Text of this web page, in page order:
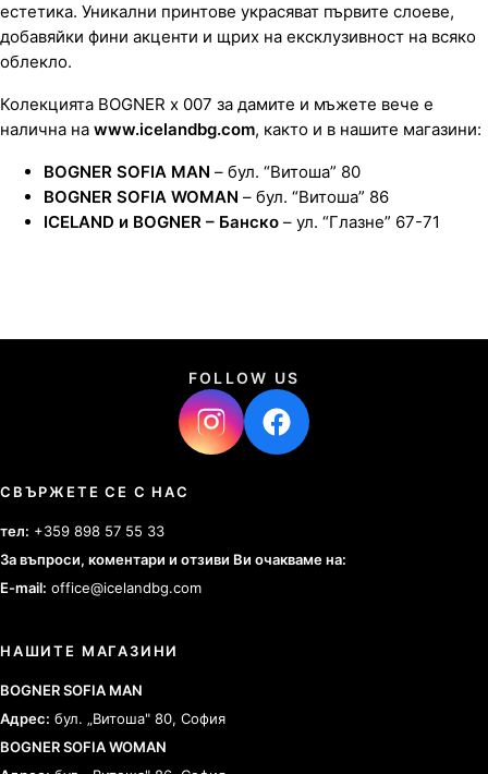
естетика. Уникални принтове украсяват първите слоеве,
добавяйки фини акценти и щрих на ексклузивност на всяко
облекло.
Колекцията BOGNER x 007 за дамите и мъжете вече е
налична на www.icelandbg.com, както и в нашите магазини:
BOGNER SOFIA MAN – бул. “Витоша” 80
BOGNER SOFIA WOMAN – бул. “Витоша” 86
ICELAND и BOGNER – Банско – ул. “Глазне” 67-71
FOLLOW US
СВЪРЖЕТЕ СЕ С НАС
тел: +359 898 57 55 33
За въпроси, коментари и отзиви Ви очакваме на:
E-mail: office@icelandbg.com
НАШИТЕ МАГАЗИНИ
BOGNER SOFIA MAN
Адрес: бул. „Витоша" 80, София
BOGNER SOFIA WOMAN